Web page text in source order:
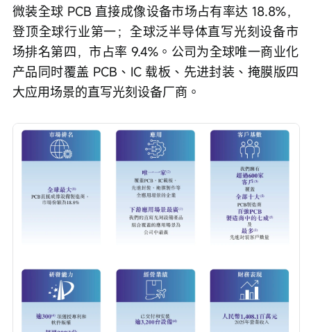
微装全球 PCB 直接成像设备市场占有率达 18.8%，
登顶全球行业第一；全球泛半导体直写光刻设备市
场排名第四，市占率 9.4%。公司为全球唯一商业化
产品同时覆盖 PCB、IC 载板、先进封装、掩膜版四
大应用场景的直写光刻设备厂商。